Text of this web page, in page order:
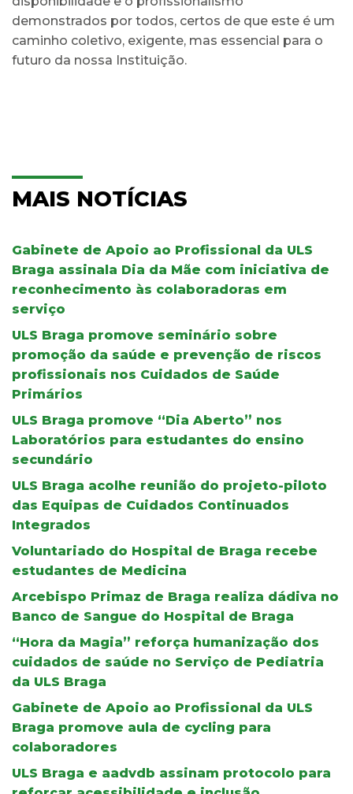
demonstrados por todos, certos de que este é um
caminho coletivo, exigente, mas essencial para o
futuro da nossa Instituição.
MAIS NOTÍCIAS
Gabinete de Apoio ao Profissional da ULS
Braga assinala Dia da Mãe com iniciativa de
reconhecimento às colaboradoras em
serviço
ULS Braga promove seminário sobre
promoção da saúde e prevenção de riscos
profissionais nos Cuidados de Saúde
Primários
ULS Braga promove “Dia Aberto” nos
Laboratórios para estudantes do ensino
secundário
ULS Braga acolhe reunião do projeto-piloto
das Equipas de Cuidados Continuados
Integrados
Voluntariado do Hospital de Braga recebe
estudantes de Medicina
Arcebispo Primaz de Braga realiza dádiva no
Banco de Sangue do Hospital de Braga
“Hora da Magia” reforça humanização dos
cuidados de saúde no Serviço de Pediatria
da ULS Braga
Gabinete de Apoio ao Profissional da ULS
Braga promove aula de cycling para
colaboradores
ULS Braga e aadvdb assinam protocolo para